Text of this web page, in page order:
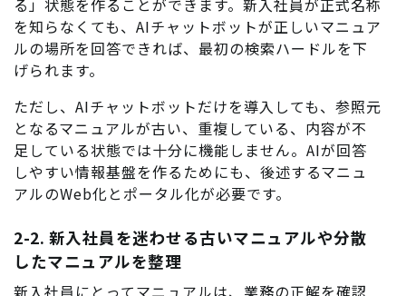
る」状態を作ることができます。新入社員が正式名称
を知らなくても、AIチャットボットが正しいマニュア
ルの場所を回答できれば、最初の検索ハードルを下
げられます。
ただし、AIチャットボットだけを導入しても、参照元
となるマニュアルが古い、重複している、内容が不
足している状態では十分に機能しません。AIが回答
しやすい情報基盤を作るためにも、後述するマニュ
アルのWeb化とポータル化が必要です。
2-2. 新入社員を迷わせる古いマニュアルや分散
したマニュアルを整理
新入社員にとってマニュアルは、業務の正解を確認